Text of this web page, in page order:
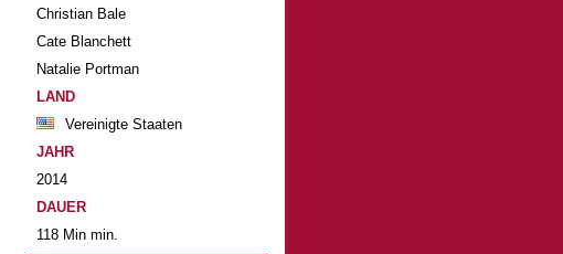
Christian Bale
Cate Blanchett
Natalie Portman
LAND
Vereinigte Staaten
JAHR
2014
DAUER
118 Min min.